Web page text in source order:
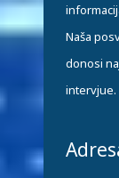
Naša
donosi
intervjue.